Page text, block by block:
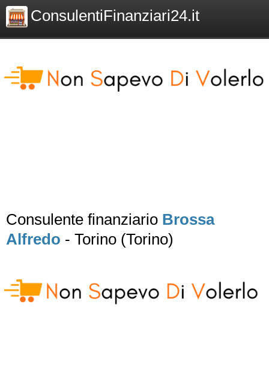
ConsulentiFinanziari24.it
Consulente finanziario Brossa
Alfredo - Torino (Torino)